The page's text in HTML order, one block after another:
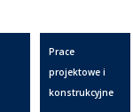
Prace
projektowe i
konstrukcyjne